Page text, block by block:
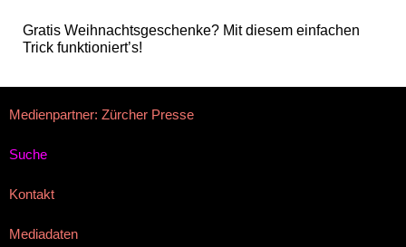
Gratis Weihnachtsgeschenke? Mit diesem einfachen
Trick funktioniert’s!
Medienpartner: Zürcher Presse
Suche
Kontakt
Mediadaten